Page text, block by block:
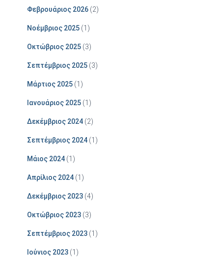
Φεβρουάριος 2026 (2)
Νοέμβριος 2025 (1)
Οκτώβριος 2025 (3)
Σεπτέμβριος 2025 (3)
Μάρτιος 2025 (1)
Ιανουάριος 2025 (1)
Δεκέμβριος 2024 (2)
Σεπτέμβριος 2024 (1)
Μάιος 2024 (1)
Απρίλιος 2024 (1)
Δεκέμβριος 2023 (4)
Οκτώβριος 2023 (3)
Σεπτέμβριος 2023 (1)
Ιούνιος 2023 (1)